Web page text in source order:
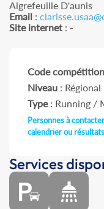
Aigrefeuille D'aunis
Email :
Site internet : -
Code compétition
Niveau : Régional
Type: Running /
Personnes à
calendrier ou résultats
Services